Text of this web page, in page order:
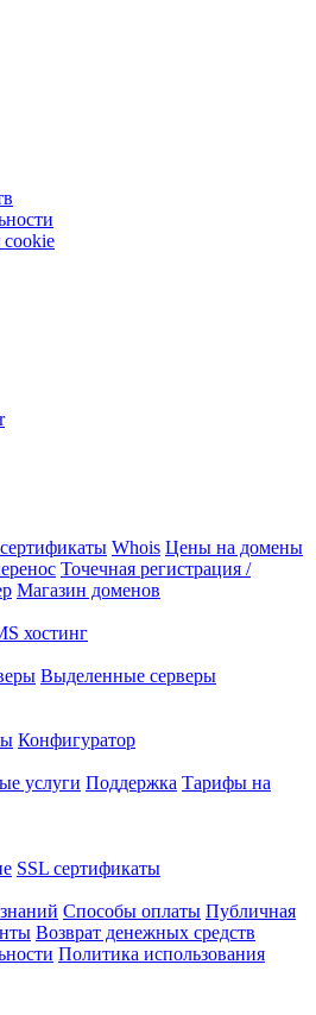
cookie
Whois Цены на домены
Точечная регистрация /
Магазин доменов
хостинг
Выделенные серверы
Конфигуратор
услуги Поддержка Тарифы на
SSL сертификаты
Способы оплаты Публичная
Возврат денежных средств
Политика использования